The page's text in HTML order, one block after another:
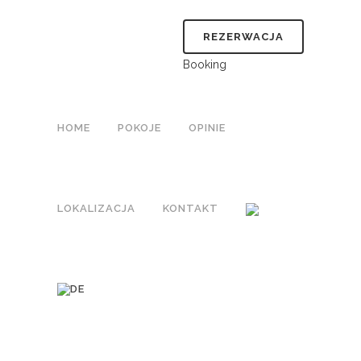
REZERWACJA
Booking
HOME POKOJE OPINIE
LOKALIZACJA KONTAKT